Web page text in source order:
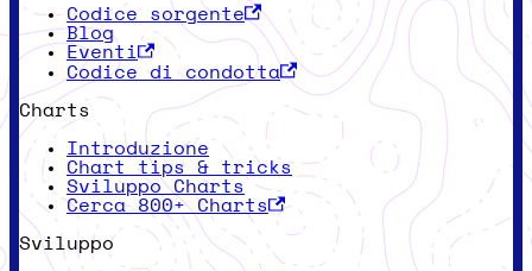
Codice sorgente
Blog
Eventi
Codice di condotta
Charts
Introduzione
Chart tips & tricks
Sviluppo Charts
Cerca 800+ Charts
Sviluppo